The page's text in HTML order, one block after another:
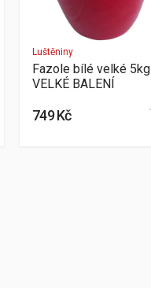
Luštěniny
Fazole bílé velké 5kg
VELKÉ BALENÍ
749 Kč